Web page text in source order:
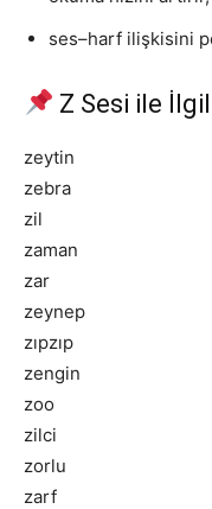
ses–harf ilişkisini
Z Sesi ile
zeytin
zebra
zil
zaman
zar
zeynep
zıpzıp
zengin
zoo
zilci
zorlu
zarf